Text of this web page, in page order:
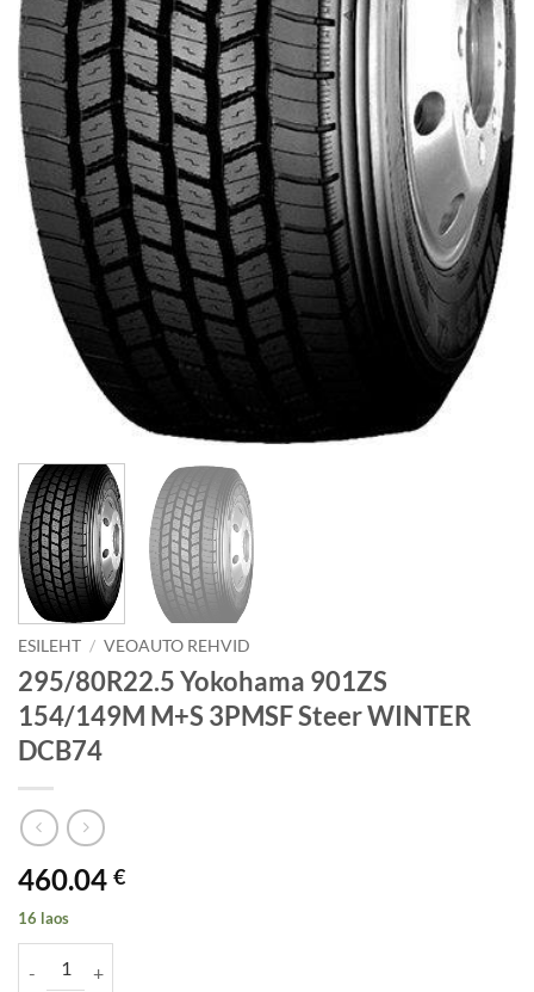
ESILEHT / VEOAUTO REHVID
295/80R22.5 Yokohama 901ZS
154/149M M+S 3PMSF Steer WINTER
DCB74
460.04 €
16 laos